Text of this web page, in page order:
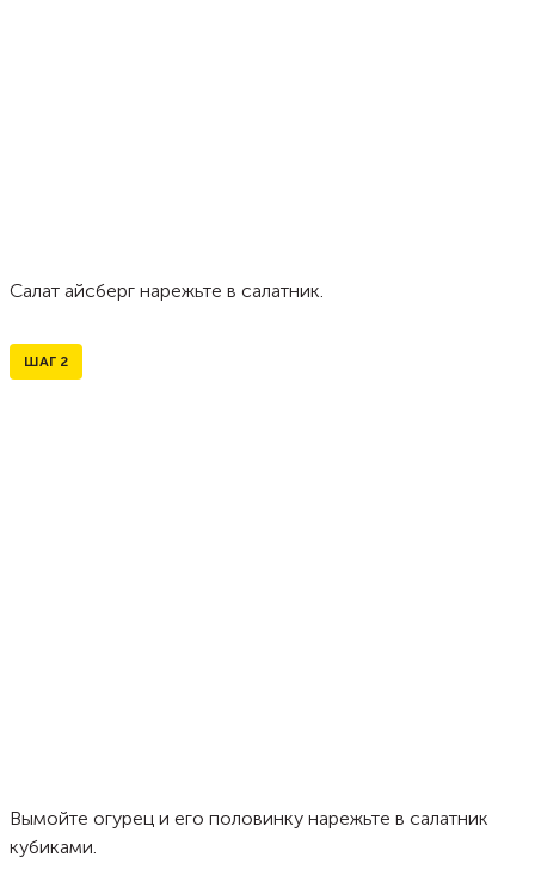
Салат айсберг нарежьте в салатник.
ШАГ 2
Вымойте огурец и его половинку нарежьте в салатник
кубиками.